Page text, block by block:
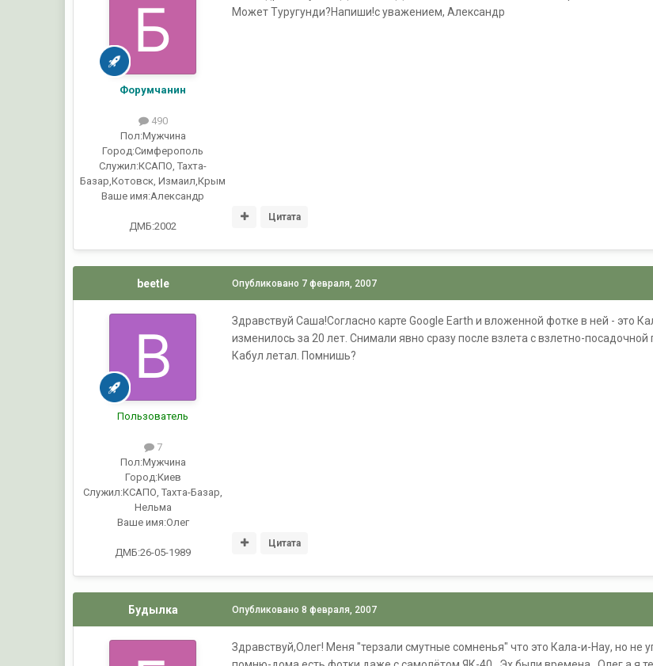
Форумчанин
490
Пол:Мужчина
Город:Симферополь
Служил:КСАПО, Тахта-
Базар,Котовск, Измаил,Крым
Ваше имя:Александр
ДМБ:2002
Может Туругунди?Напиши!с уважением, Александр
Цитата
beetle
Пользователь
7
Пол:Мужчина
Город:Киев
Служил:КСАПО, Тахта-Базар,
Нельма
Ваше имя:Олег
ДМБ:26-05-1989
Опубликовано 7 февраля, 2007
Здравствуй Саша!Согласно карте Google Earth и вложенной фотке в ней - это
изменилось за 20 лет. Снимали явно сразу после взлета с взлетно-
Кабул летал. Помнишь?
Цитата
Будылка Опубликовано8 февраля, 2007
Здравствуй,Олег! Меня "терзали смутные сомненья" что это Кала-и-Нау, но не